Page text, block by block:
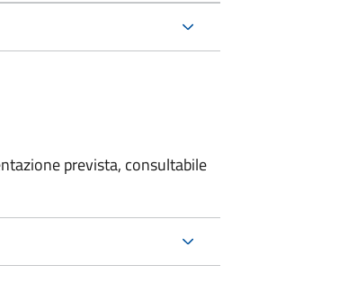
prevista, consultabile